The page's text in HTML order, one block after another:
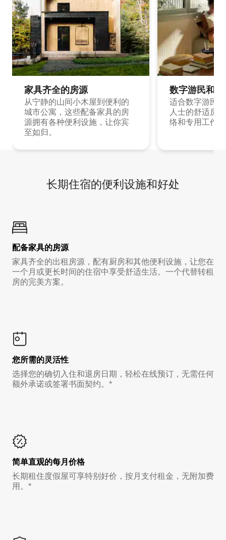
家具齐全的房源
从宁静的山间小木屋到便利的
城市公寓，这些配备家具的房
源拥有各种便利设施，让你宾
至如归。
数字游民和
适合数字游民
人士的舒适房
络和专用工作
长期住宿的便利设施和好处
配备家具的房源
家具齐全的出租房源，配有厨房和其他便利设施，让您在
一个月或更长时间的住宿中享受舒适生活。一个代替转租
房的完美方案。
您所需的灵活性
选择您的确切入住和退房日期，轻松在线预订，无需任何
额外承诺或签署书面契约。*
简单直观的每月价格
长期租住度假屋可享特别好价，按月支付租金，无附加费
用。*